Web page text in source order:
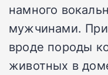
намного
мужчинами.
вроде породы
животных в